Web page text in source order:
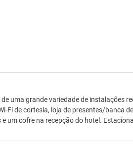
uma grande variedade de instalações
Fi de cortesia, loja de presentes/banca
e um cofre na recepção do hotel.